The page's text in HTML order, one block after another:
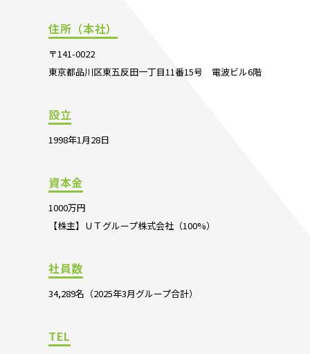
住所（本社）
〒141-0022
東京都品川区東五反田一丁目11番15号 電波ビル6階
設立
1998年1月28日
資本金
1000万円
【株主】ＵＴグループ株式会社（100%）
社員数
34,289名（2025年3月グループ合計）
TEL